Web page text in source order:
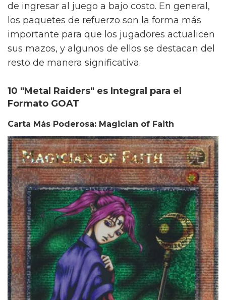
de ingresar al juego a bajo costo. En general,
los paquetes de refuerzo son la forma más
importante para que los jugadores actualicen
sus mazos, y algunos de ellos se destacan del
resto de manera significativa.
10 "Metal Raiders" es Integral para el
Formato GOAT
Carta Más Poderosa: Magician of Faith